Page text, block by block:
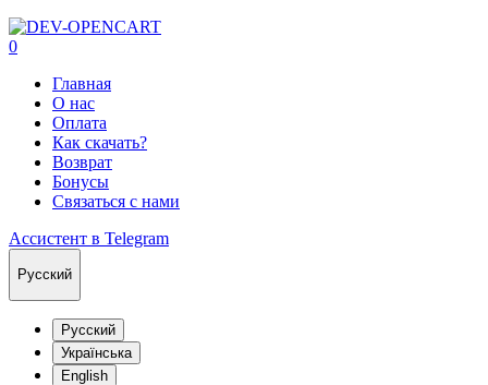
0
Главная
О нас
Оплата
Как скачать?
Возврат
Бонусы
Связаться с нами
Ассистент в Telegram
Русский
Русский
Українська
English